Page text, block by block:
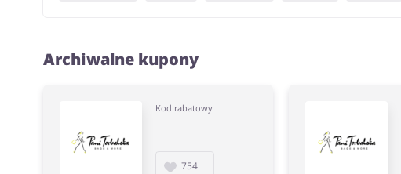
Archiwalne kupony
Kod rabatowy
754